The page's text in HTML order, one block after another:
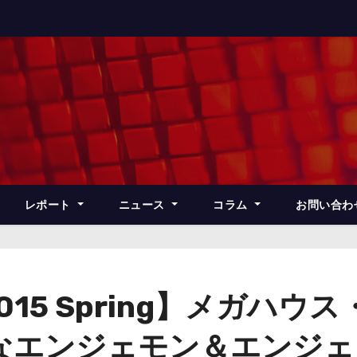
レポート ニュース コラム お問い合わ
Spring】メガハウス
エンジェモン＆エンジ